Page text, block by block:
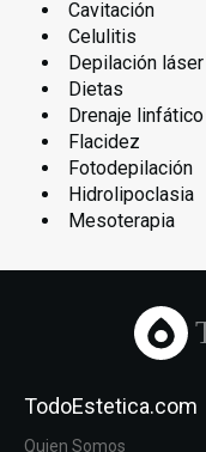
Cavitación
Celulitis
Depilación láser
Dietas
Drenaje linfático
Flacidez
Fotodepilación
Hidrolipoclasia
Mesoterapia
TodoEstetica.com
Quien Somos